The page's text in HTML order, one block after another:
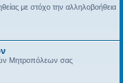
με στόχο την αλληλοβοήθεια
Μητροπόλεων σας